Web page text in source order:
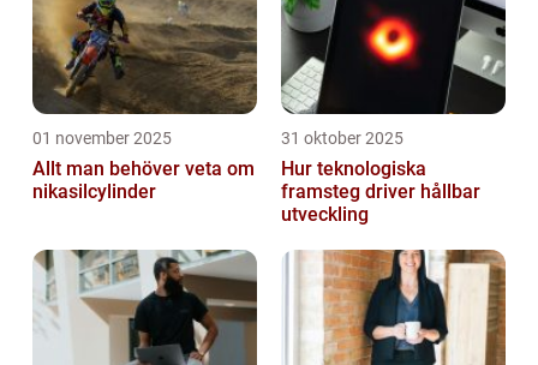
01 november 2025
Allt man behöver veta om
nikasilcylinder
31 oktober 2025
Hur teknologiska
framsteg driver hållbar
utveckling